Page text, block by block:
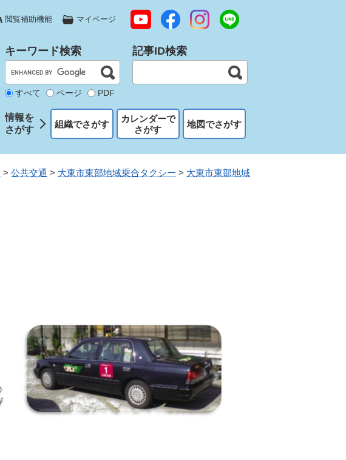
閲覧補助機能 マイページ
キーワード検索
すべて ページ PDF
記事ID検索
情報を
さがす
組織でさがす
カレンダーで
さがす
地図でさがす
> 公共交通 > 大東市東部地域乗合タクシー > 大東市東部地域